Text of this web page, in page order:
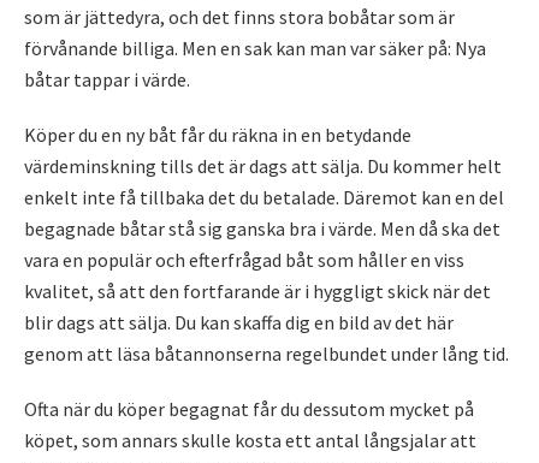
som är jättedyra, och det finns stora bobåtar som är
förvånande billiga. Men en sak kan man var säker på: Nya
båtar tappar i värde.
Köper du en ny båt får du räkna in en betydande
värdeminskning tills det är dags att sälja. Du kommer helt
enkelt inte få tillbaka det du betalade. Däremot kan en del
begagnade båtar stå sig ganska bra i värde. Men då ska det
vara en populär och efterfrågad båt som håller en viss
kvalitet, så att den fortfarande är i hyggligt skick när det
blir dags att sälja. Du kan skaffa dig en bild av det här
genom att läsa båtannonserna regelbundet under lång tid.
Ofta när du köper begagnat får du dessutom mycket på
köpet, som annars skulle kosta ett antal långsjalar att